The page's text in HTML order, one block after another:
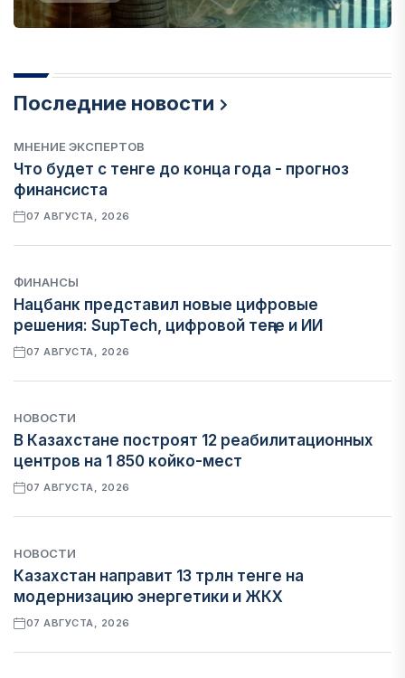
Последние новости
МНЕНИЕ ЭКСПЕРТОВ
Что будет с тенге до конца года - прогноз
финансиста
07 АВГУСТА, 2026
ФИНАНСЫ
Нацбанк представил новые цифровые
решения: SupTech, цифровой теңге и ИИ
07 АВГУСТА, 2026
НОВОСТИ
В Казахстане построят 12 реабилитационных
центров на 1 850 койко-мест
07 АВГУСТА, 2026
НОВОСТИ
Казахстан направит 13 трлн тенге на
модернизацию энергетики и ЖКХ
07 АВГУСТА, 2026